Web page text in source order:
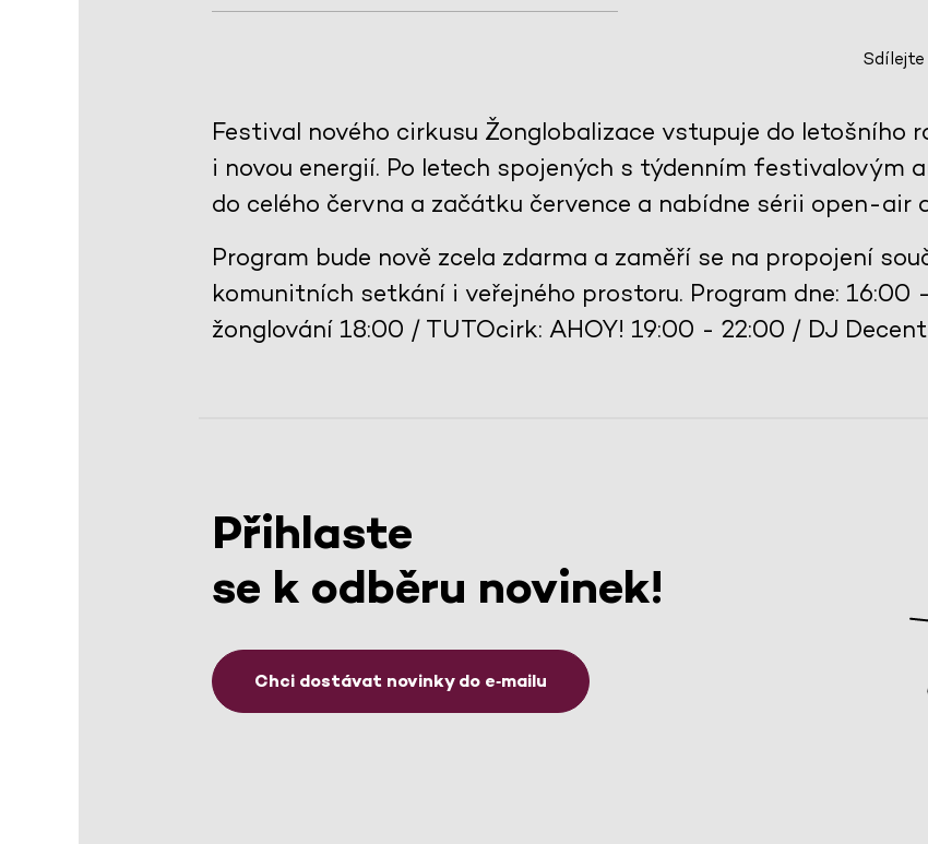
Sdílejte
Festival nového cirkusu Žonglobalizace vstupuje do letošního
i novou energií. Po letech spojených s týdenním festivalovým
do celého června a začátku července a nabídne sérii open-air
Program bude nově zcela zdarma a zaměří se na propojení
komunitních setkání i veřejného prostoru. Program dne: 16:00
žonglování 18:00 / TUTOcirk: AHOY! 19:00 - 22:00 / DJ Decent
Přihlaste
se k odběru novinek!
Chci dostávat novinky do e‑mailu